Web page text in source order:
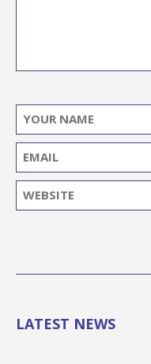
LATEST NEWS